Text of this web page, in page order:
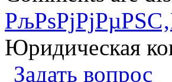
Юридическая
Задать вопрос